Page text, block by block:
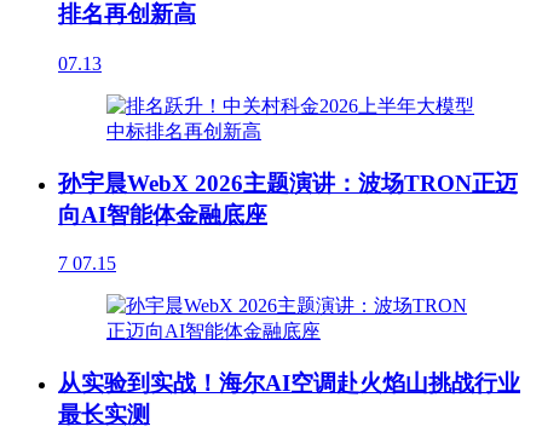
排名再创新高
07.13
孙宇晨WebX 2026主题演讲：波场TRON正迈
向AI智能体金融底座
7 07.15
从实验到实战！海尔AI空调赴火焰山挑战行业
最长实测